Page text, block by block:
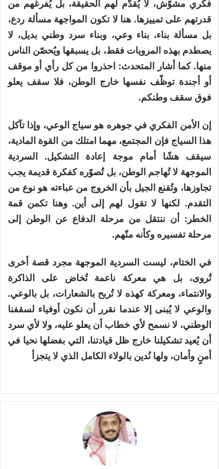
فكري مشوّش، لا يُقدّم لهم الحقيقة، بل يُفرغهم من
قدرتهم على تمييزها. هنا لا تكون المواجهة مسألة ردع،
بل مسألة بناء، بناء وعي، وبناء سرد وطني بديل، لا
يصطدم بهذه المرويات فقط، بل يسبقها ويُحصّن الناس
منها. كما أشار المتحدث: احذروا من كل رأي أو موقف
أو أجندة توظّف نفسها خارج الوطن، فلا سقف يعلو
فوق سقف وطنكم.
إن الأمن الفكري في جوهره هو سياج الوعي، وإذا تآكل
هذا السياج فإن المجتمع، مهما امتلك من القوة المادية،
سيقف هشًا أمام موجة إعادة التشكيل. السردية
الموجهة لا تُهاجم الوطن، بل تُصوّره كفكرة قديمة يجب
تجاوزها، وتُقنع الجيل بأن الخروج من عباءته هو نوع من
التقدم. لكنها لا تقول لهم إلى أين. وهنا تكمن قمة
الخطر: أن ننتقل من مرحلة الدفاع عن الوطن إلى
مرحلة تفسيره وكأنه متّهم.
في الختام، ليست السردية الموجهة مجرد قصة أخرى
تُروى، بل هي معركة ناعمة تُخاض على الذاكرة
والانتماء، ومعركة كهذه لا تُربح بالشعارات، بل بالوعي.
والوعي لا يُبنى إلا عندما نقرر أن نكون أوفياء لسقفنا
الوطني، لا نسمح لأي خطاب أن يعلو عليه، ولا لأي سرد
أن يُعيد تشكيلنا خارج ظل قيادتنا، التي بفضلها نحيا في
أمنٍ وأمان، ولها نُدين بالولاء الكامل الذي لا يتجزأ